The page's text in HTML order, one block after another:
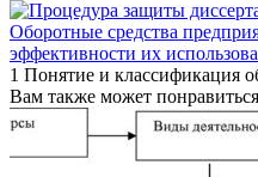
Оборотные средства
эффективности их
1 Понятие и классификация
Вам также может понравиться